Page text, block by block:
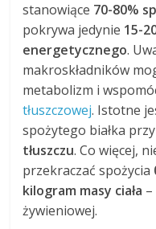
stanowiące 70-80%
pokrywa jedynie 15-
energetycznego.
makroskładników
metabolizm i
tłuszczowej. Istotne
spożytego białka
tłuszczu. Co więcej,
przekraczać spożycia
kilogram masy ciała
żywieniowej.